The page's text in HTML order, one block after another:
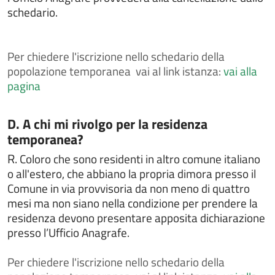
Depositare o ritirare le disposizioni anticipate di
trattamento (DAT)
Dichiarare l'esatta indicazione del nome composto da
più elementi
Dichiarazione di dimora abituale per cittadini
Dissequestro di veicoli sequestrati perchè sprovvisti
di assicurazione
Donazione degli organi
FAQ
Gestire un'area verde
IMU - Imposta Municipale Unica
Intrattenimenti, spettacoli, eventi e manifestazioni
Iscriversi o cancellarsi dall'albo degli scrutatori
schedario.
Perchiedere l'iscrizione nello schedario della
popolazione temporanea vai al link istanza:vai alla
pagina
Categoria:
D. A chi mi rivolgo per la residenza
temporanea?
R. Coloro che sono residenti in altro comune italiano
o all'estero, che abbiano la propria dimora presso il
Comune in via provvisoria da non meno di quattro
mesi ma non siano nella condizione per prendere la
residenza devono presentare apposita dichiarazione
presso l’Ufficio Anagrafe.
Perchiedere l'iscrizione nello schedario della